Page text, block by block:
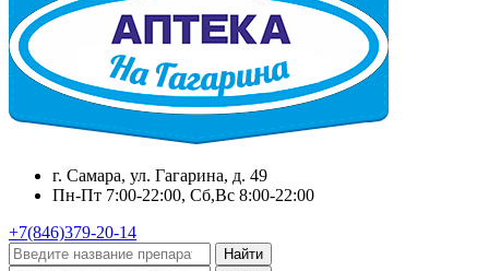
г. Самара, ул. Гагарина, д. 49
Пн-Пт 7:00-22:00, Сб,Вс 8:00-22:00
+7(846)379-20-14
Найти